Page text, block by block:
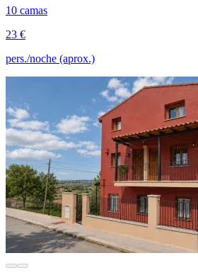
10 camas
23 €
pers./noche (aprox.)